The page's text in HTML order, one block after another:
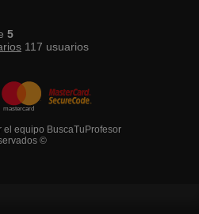
5
117 usuarios
el equipo BuscaTuProfesor
©